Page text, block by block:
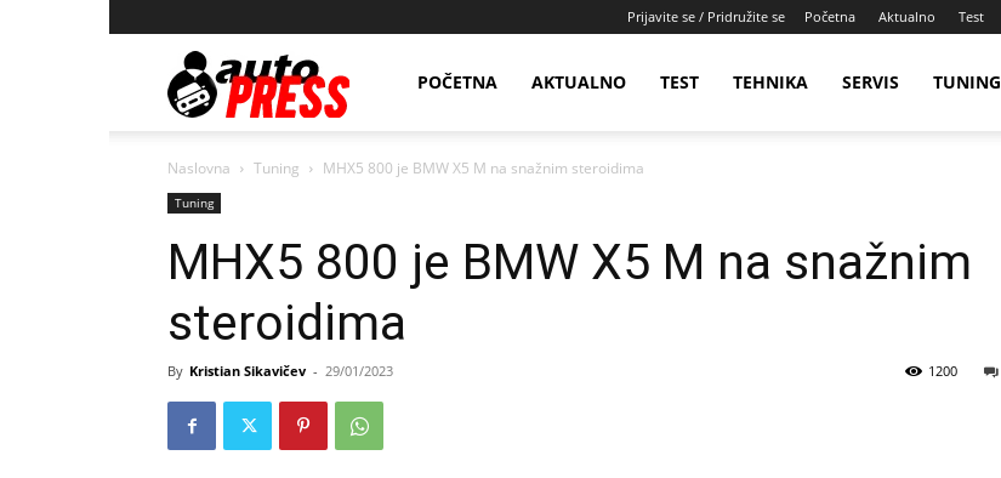
Prijavite se / Pridružite se Početna Aktualno Test
AutopressHRPOČETNA AKTUALNO TEST TEHNIKA SERVIS TUNING
Naslovna Tuning MHX5 800 je BMW X5 M na snažnim steroidima
Tuning
MHX5 800 je BMW X5 M na snažnim
steroidima
By Kristian Sikavičev - 29/01/2023 1200